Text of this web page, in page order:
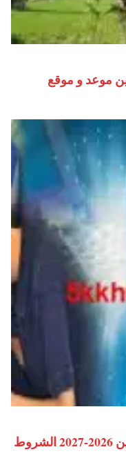
موعد و موقع
طريقة التقديم في مدارس المتفوقين 2026-2027 الشروط